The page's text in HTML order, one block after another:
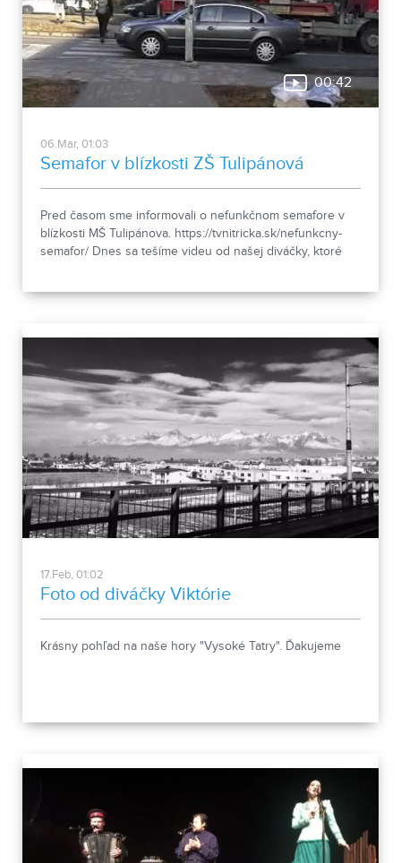
00:42
06.Mar, 01:03
Semafor v blízkosti ZŠ Tulipánová
Pred časom sme informovali o nefunkčnom semafore v
blízkosti MŠ Tulipánova. https://tvnitricka.sk/nefunkcny-
semafor/ Dnes sa tešíme videu od našej diváčky, ktoré
17.Feb, 01:02
Foto od diváčky Viktórie
Krásny pohľad na naše hory "Vysoké Tatry". Ďakujeme